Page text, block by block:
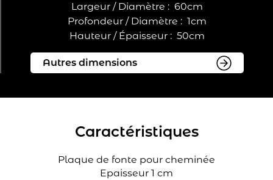
Largeur / Diamètre : 60cm
Profondeur / Diamètre : 1cm
Hauteur / Épaisseur : 50cm
Caractéristiques
Plaque de fonte pour cheminée
Epaisseur 1 cm